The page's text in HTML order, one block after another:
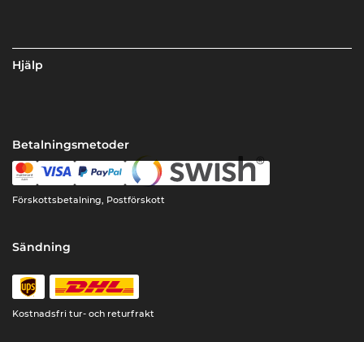
Hjälp
Betalningsmetoder
Förskottsbetalning, Postförskott
Sändning
Kostnadsfri tur- och returfrakt